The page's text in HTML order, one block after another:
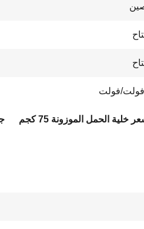
خلية الحمل الموزونة 75 كجم